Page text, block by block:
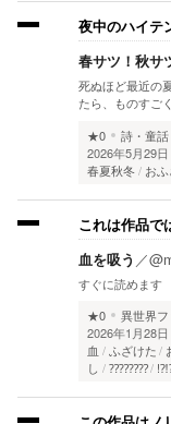
夜中のハイテ
春サツ！秋サ
死ぬほど最近の
たら、ものすご
★0
詩・童
2026年5月29
春夏秋冬
お
これは作品で
血を吸う ／
すぐに読めます
★0
異世界
2026年1月28
血
ふざけた
し
⁇⁇⁇⁇